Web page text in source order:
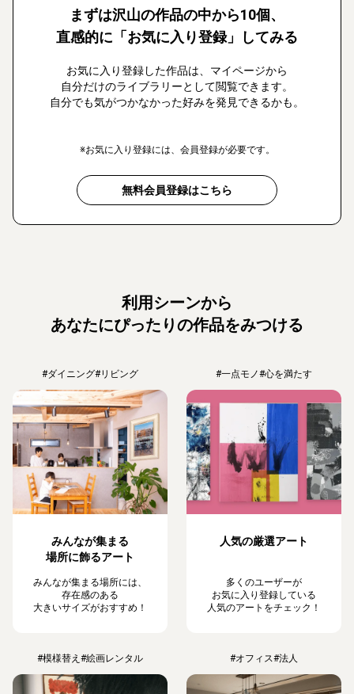
まずは沢山の作品の中から10個、
直感的に「お気に入り登録」してみる
お気に入り登録した作品は、マイページから
自分だけのライブラリーとして閲覧できます。
自分でも気がつかなかった好みを発見できるかも。
※お気に入り登録には、会員登録が必要です。
無料会員登録はこちら
利用シーンから
あなたにぴったりの作品をみつける
#ダイニング#リビング
みんなが集まる
場所に飾るアート
みんなが集まる場所には、
存在感のある
大きいサイズがおすすめ！
#一点モノ#心を満たす
人気の厳選アート
多くのユーザーが
お気に入り登録している
人気のアートをチェック！
#模様替え #絵画レンタル #オフィス#法人